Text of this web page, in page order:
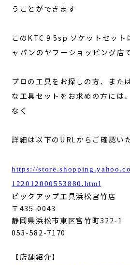
うことができます
このKTC 9.5sp ソケットセット
ャパンのヤフーショッピング店
プロの工具をお探しの方、また
な工具セットをお求めの方には
なく
詳細は以下のURLからご確認い
https://
122012000553880.html
ピックアップ工具浜松宮竹店
〒435-0043
静岡県浜松市東区宮竹町322-1
053-582-7170
【店舗紹介】